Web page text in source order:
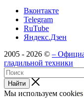
Вконтакте
Telegram
RuTube
Яндекс.Дзен
2005 - 2026 © –
гладильной техники
Найти
Мы используем cookies